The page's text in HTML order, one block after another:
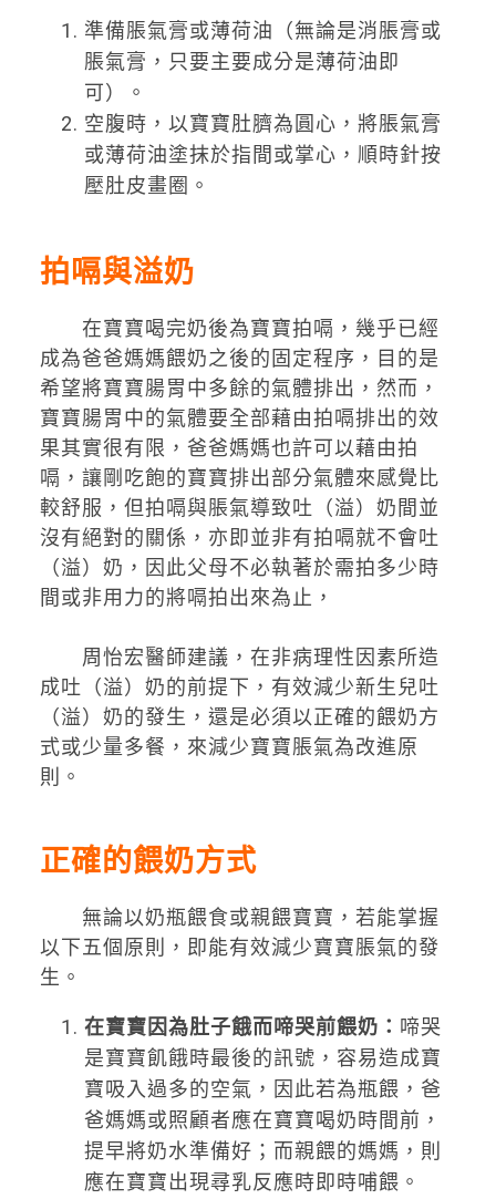
準備脹氣膏或薄荷油（無論是消脹膏或
脹氣膏，只要主要成分是薄荷油即
可）。
空腹時，以寶寶肚臍為圓心，將脹氣膏
或薄荷油塗抹於指間或掌心，順時針按
壓肚皮畫圈。
拍嗝與溢奶
在寶寶喝完奶後為寶寶拍嗝，幾乎已經
成為爸爸媽媽餵奶之後的固定程序，目的是
希望將寶寶腸胃中多餘的氣體排出，然而，
寶寶腸胃中的氣體要全部藉由拍嗝排出的效
果其實很有限，爸爸媽媽也許可以藉由拍
嗝，讓剛吃飽的寶寶排出部分氣體來感覺比
較舒服，但拍嗝與脹氣導致吐（溢）奶間並
沒有絕對的關係，亦即並非有拍嗝就不會吐
（溢）奶，因此父母不必執著於需拍多少時
間或非用力的將嗝拍出來為止，
周怡宏醫師建議，在非病理性因素所造
成吐（溢）奶的前提下，有效減少新生兒吐
（溢）奶的發生，還是必須以正確的餵奶方
式或少量多餐，來減少寶寶脹氣為改進原
則。
正確的餵奶方式
無論以奶瓶餵食或親餵寶寶，若能掌握
以下五個原則，即能有效減少寶寶脹氣的發
生。
在寶寶因為肚子餓而啼哭前餵奶： 啼哭
是寶寶飢餓時最後的訊號，容易造成寶
寶吸入過多的空氣，因此若為瓶餵，爸
爸媽媽或照顧者應在寶寶喝奶時間前，
提早將奶水準備好；而親餵的媽媽，則
應在寶寶出現尋乳反應時即時哺餵。